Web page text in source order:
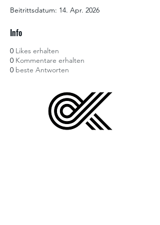
Beitrittsdatum: 14. Apr. 2026
Info
0 Likes erhalten
0 Kommentare erhalten
0 beste Antworten